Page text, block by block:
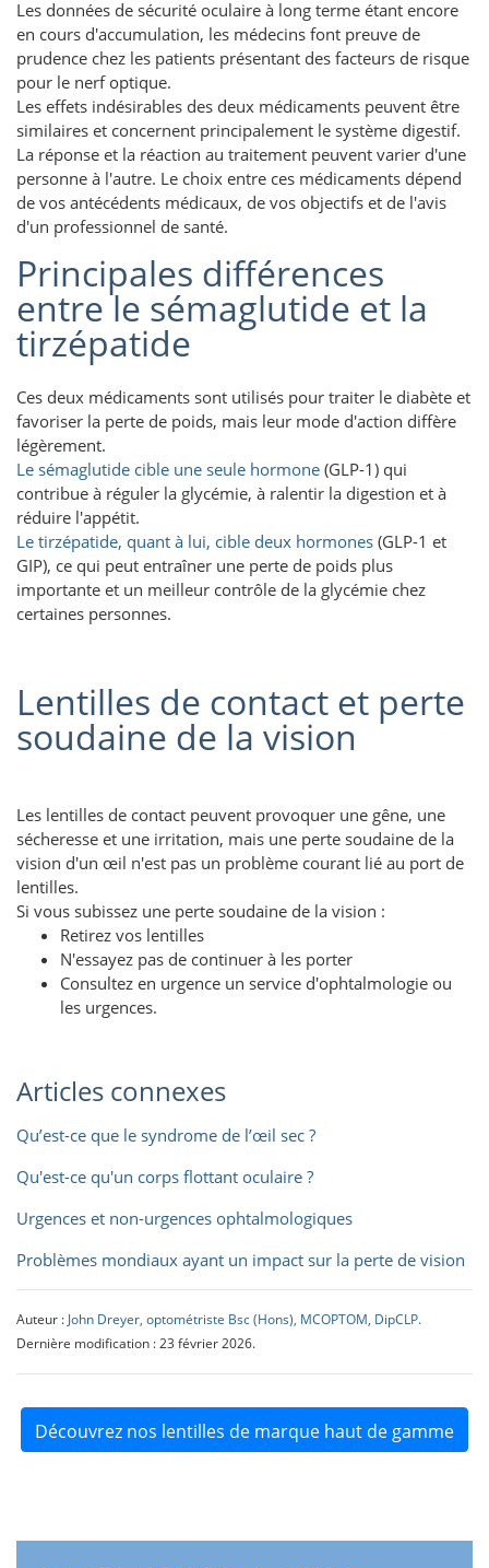
Les données de sécurité oculaire à long terme étant encore
en cours d'accumulation, les médecins font preuve de
prudence chez les patients présentant des facteurs de risque
pour le nerf optique.
Les effets indésirables des deux médicaments peuvent être
similaires et concernent principalement le système digestif.
La réponse et la réaction au traitement peuvent varier d'une
personne à l'autre. Le choix entre ces médicaments dépend
de vos antécédents médicaux, de vos objectifs et de l'avis
d'un professionnel de santé.
Principales différences
entre le sémaglutide et la
tirzépatide
Ces deux médicaments sont utilisés pour traiter le diabète et
favoriser la perte de poids, mais leur mode d'action diffère
légèrement.
Le sémaglutide cible une seule hormone (GLP-1) qui
contribue à réguler la glycémie, à ralentir la digestion et à
réduire l'appétit.
Le tirzépatide, quant à lui, cible deux hormones (GLP-1 et
GIP), ce qui peut entraîner une perte de poids plus
importante et un meilleur contrôle de la glycémie chez
certaines personnes.
Lentilles de contact et perte
soudaine de la vision
Les lentilles de contact peuvent provoquer une gêne, une
sécheresse et une irritation, mais une perte soudaine de la
vision d'un œil n'est pas un problème courant lié au port de
lentilles.
Si vous subissez une perte soudaine de la vision :
Retirez vos lentilles
N'essayez pas de continuer à les porter
Consultez en urgence un service d'ophtalmologie ou
les urgences.
Articles connexes
Qu’est-ce que le syndrome de l’œil sec ?
Qu'est-ce qu'un corps flottant oculaire ?
Urgences et non-urgences ophtalmologiques
Problèmes mondiaux ayant un impact sur la perte de vision
Auteur : John Dreyer, optométriste Bsc (Hons), MCOPTOM, DipCLP.
Dernière modification : 23 février 2026.
Découvrez nos lentilles de marque haut de gamme